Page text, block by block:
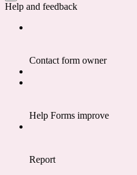
Help and feedback
Contact form owner
Help Forms improve
Report